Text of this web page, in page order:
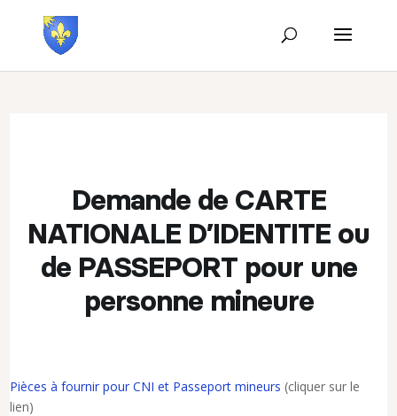
Demande de CARTE
NATIONALE D’IDENTITE ou
de PASSEPORT pour une
personne mineure
Pièces à fournir pour CNI et Passeport mineurs (cliquer sur le
lien)